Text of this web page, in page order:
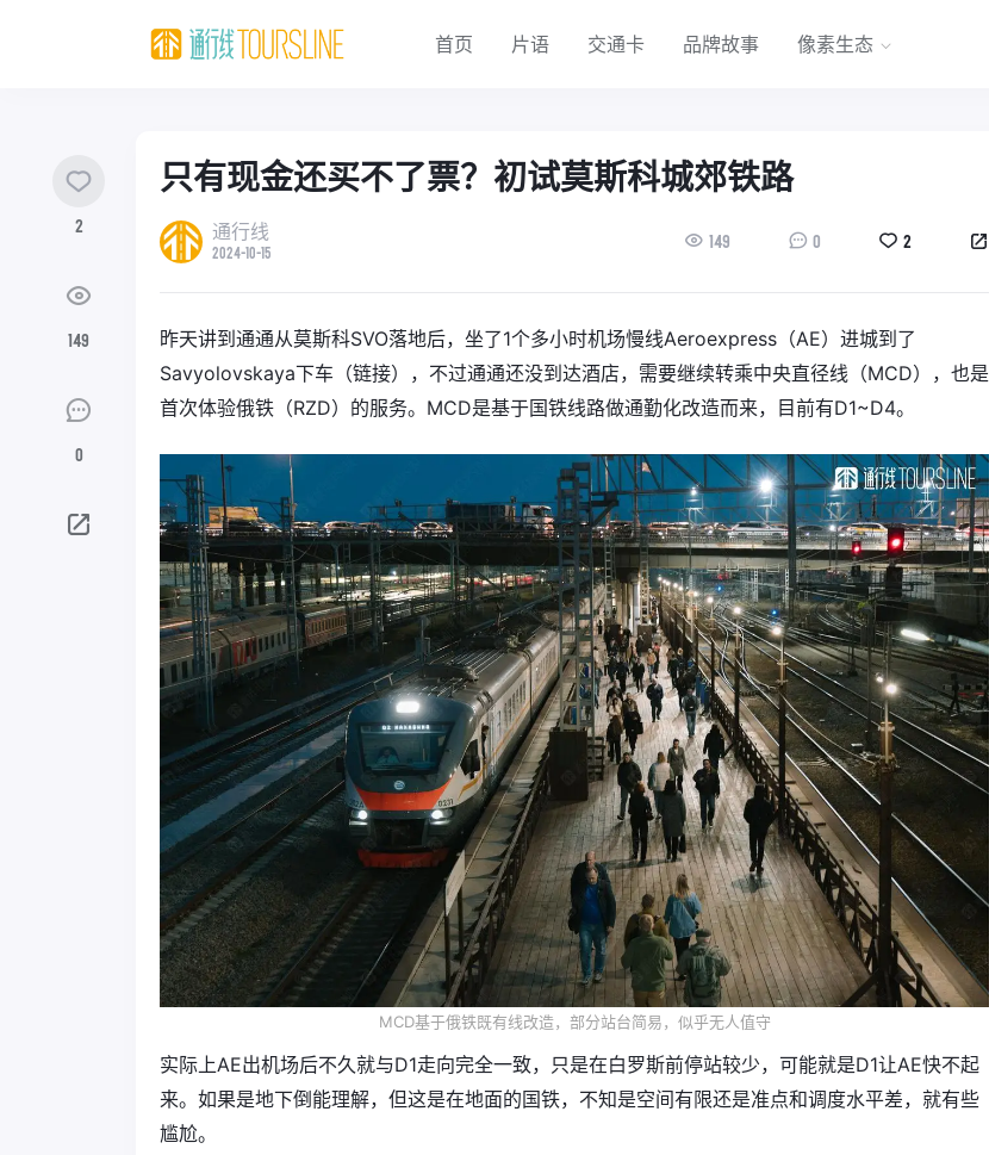
首页 片语 交通卡 品牌故事 像素生态
2
149
0
只有现金还买不了票？初试莫斯科城郊铁路
通行线
2024-10-15
149 0 2
昨天讲到通通从莫斯科SVO落地后，坐了1个多小时机场慢线Aeroexpress（AE）进城到了
Savyolovskaya下车（链接），不过通通还没到达酒店，需要继续转乘中央直径线（MCD），也是
首次体验俄铁（RZD）的服务。MCD是基于国铁线路做通勤化改造而来，目前有D1~D4。
MCD基于俄铁既有线改造，部分站台简易，似乎无人值守
实际上AE出机场后不久就与D1走向完全一致，只是在白罗斯前停站较少，可能就是D1让AE快不起
来。如果是地下倒能理解，但这是在地面的国铁，不知是空间有限还是准点和调度水平差，就有些
尴尬。